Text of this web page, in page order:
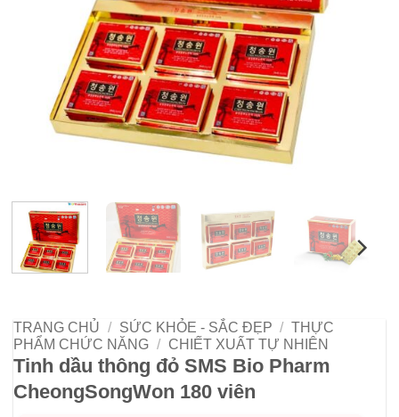
TRANG CHỦ / SỨC KHỎE - SẮC ĐẸP / THỰC
PHẨM CHỨC NĂNG / CHIẾT XUẤT TỰ NHIÊN
Tinh dầu thông đỏ SMS Bio Pharm
CheongSongWon 180 viên